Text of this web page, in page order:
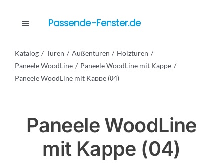
Toggle
Katalog
Anfrage
Passende-Fenster.de
Katalog Türen Außentüren
Holztüren
Paneele WoodLine
Paneele WoodLine mit Kappe
Paneele WoodLine mit Kappe (04)
Paneele WoodLine
mit Kappe (04)